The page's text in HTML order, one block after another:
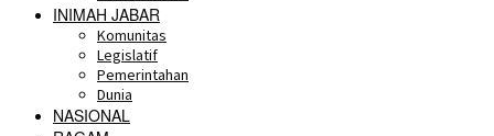
INIMAH JABAR
Komunitas
Legislatif
Pemerintahan
Dunia
NASIONAL